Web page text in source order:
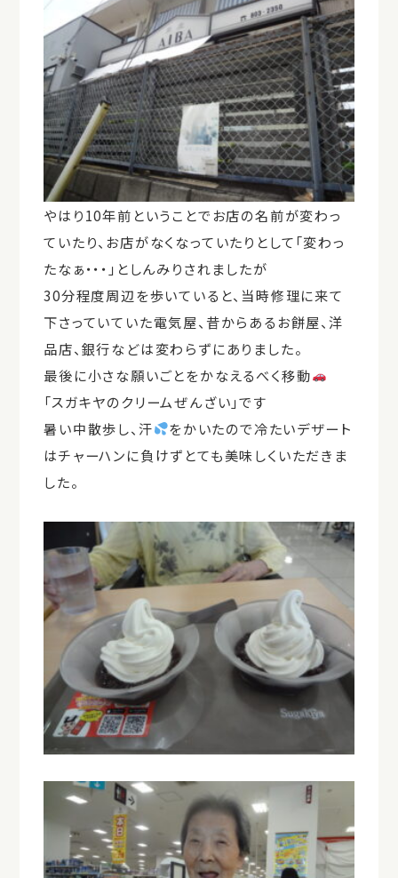
やはり10年前ということでお店の名前が変わっ
ていたり、お店がなくなっていたりとして「変わっ
たなぁ・・・」としんみりされましたが
30分程度周辺を歩いていると、当時修理に来て
下さっていていた電気屋、昔からあるお餅屋、洋
品店、銀行などは変わらずにありました。
最後に小さな願いごとをかなえるべく移動
「スガキヤのクリームぜんざい」です
暑い中散歩し、汗
をかいたので冷たいデザート
はチャーハンに負けずとても美味しくいただきま
した。